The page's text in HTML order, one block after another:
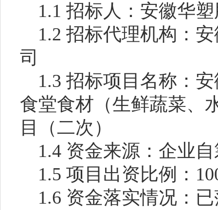
1.1 招标人：安徽华
1.2 招标代理机构：
司
1.3 招标项目名称：
食堂食材（生鲜蔬菜、
目（二次）
1.4 资金来源：企业
1.5 项目出资比例：
1.6 资金落实情况：